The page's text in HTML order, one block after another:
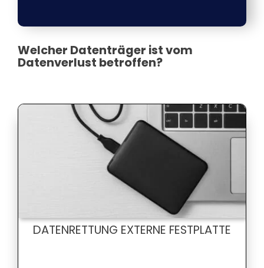
Welcher Datenträger ist vom
Datenverlust betroffen?
DATENRETTUNG EXTERNE FESTPLATTE